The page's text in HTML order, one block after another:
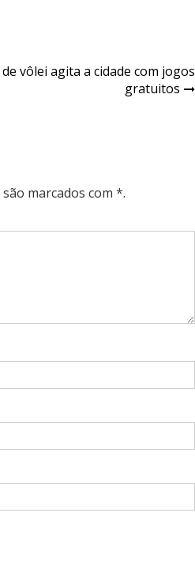
vôlei agita a cidade com jogos
gratuitos
marcados com *.